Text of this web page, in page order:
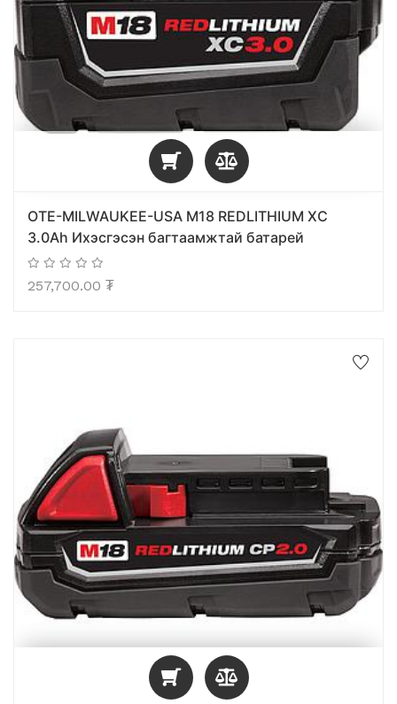
OTE-MILWAUKEE-USA M18 REDLITHIUM XC
3.0Ah Ихэсгэсэн багтаамжтай батарей
257,700.00 ₮